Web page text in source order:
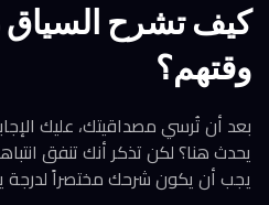
كيف تشرح السياق
وقتهم؟
بعد أن تُرسي مصداقيتك، عليك
يحدث هنا؟ لكن تذكر أنك تنفق
يجب أن يكون شرحك مختصراً لدرجة